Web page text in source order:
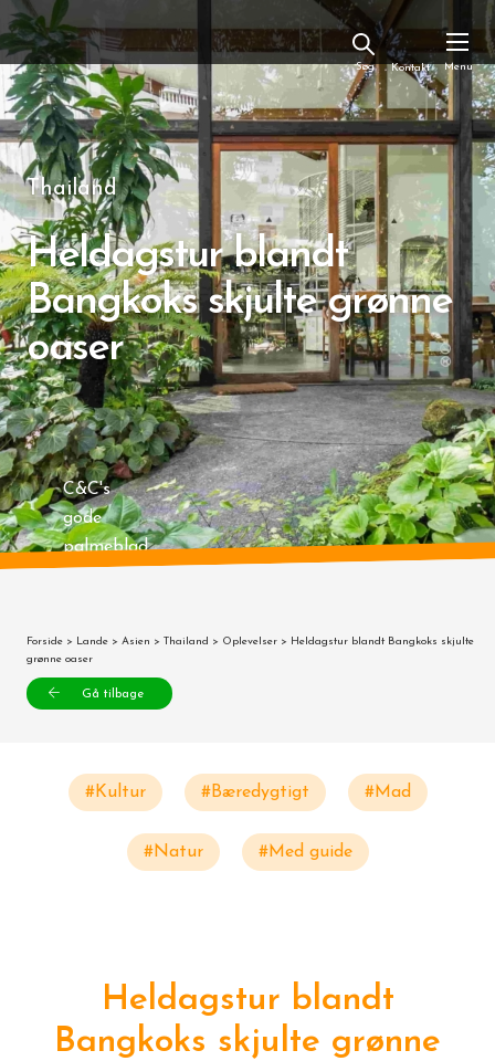
Kontakt
Thailand
Heldagstur blandt
Bangkoks skjulte grønne
oaser
C&C's
gode
palmeblad
Forside > Lande > Asien > Thailand > Oplevelser > Heldagstur blandt Bangkoks skjulte
grønne oaser
Gå tilbage
#Kultur #Bæredygtigt #Mad
#Natur #Med guide
Heldagstur blandt
Bangkoks skjulte grønne